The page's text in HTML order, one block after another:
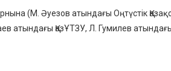
(М. Әуезов атындағы Оңтүстік
атындағы ҚазҰТЗУ, Л. Гумилев